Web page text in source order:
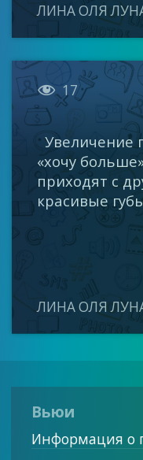
ЛИНА ОЛЯ
 17
Увеличение
«хочу
приходят с
красивые
ЛИНА ОЛЯ
Вьюи
Информация о